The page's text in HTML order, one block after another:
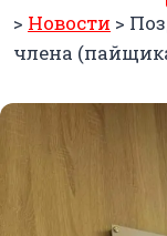
> Новости >
члена